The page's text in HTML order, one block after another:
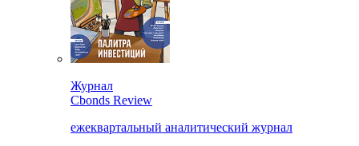
Журнал
Cbonds Review
ежеквартальный аналитический журнал